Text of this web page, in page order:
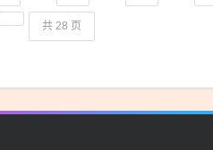
共 28 页